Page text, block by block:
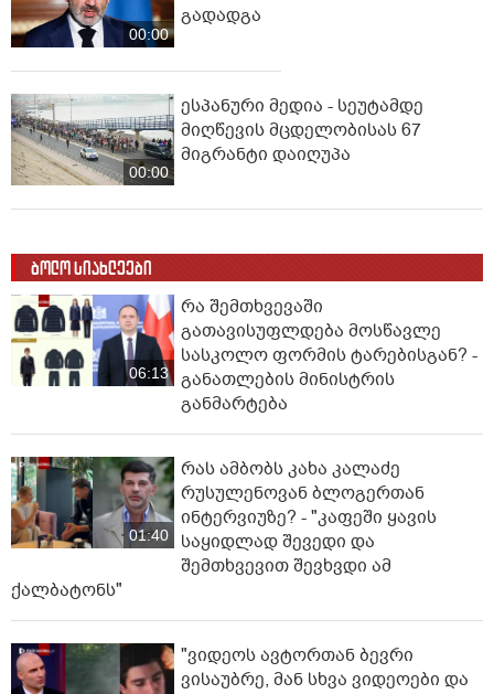
00:00
გადადგა
00:00
ესპანური მედია - სეუტამდე
მიღწევის მცდელობისას 67
მიგრანტი დაიღუპა
ბოლო სიახლეები
06:13
რა შემთხვევაში
გათავისუფლდება მოსწავლე
სასკოლო ფორმის ტარებისგან? -
განათლების მინისტრის
განმარტება
01:40
რას ამბობს კახა კალაძე
რუსულენოვან ბლოგერთან
ინტერვიუზე? - "კაფეში ყავის
საყიდლად შევედი და
შემთხვევით შევხვდი ამ
ქალბატონს"
"ვიდეოს ავტორთან ბევრი
ვისაუბრე, მან სხვა ვიდეოები და